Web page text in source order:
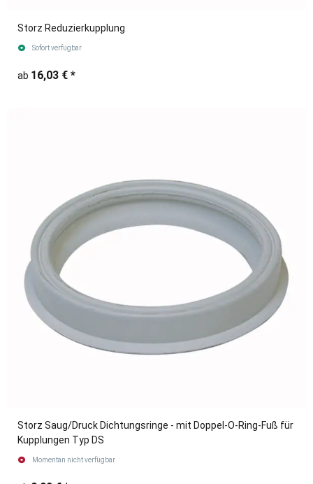
Storz Reduzierkupplung
Sofort verfügbar
ab 16,03 € *
Storz Saug/Druck Dichtungsringe - mit Doppel-O-Ring-Fuß für
Kupplungen Typ DS
Momentan nicht verfügbar